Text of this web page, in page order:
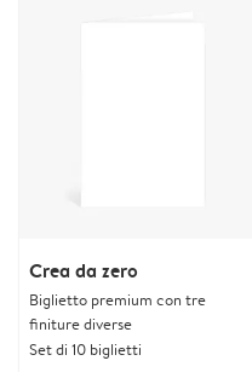
Crea da zero
Biglietto premium con tre
finiture diverse
Set di 10 biglietti